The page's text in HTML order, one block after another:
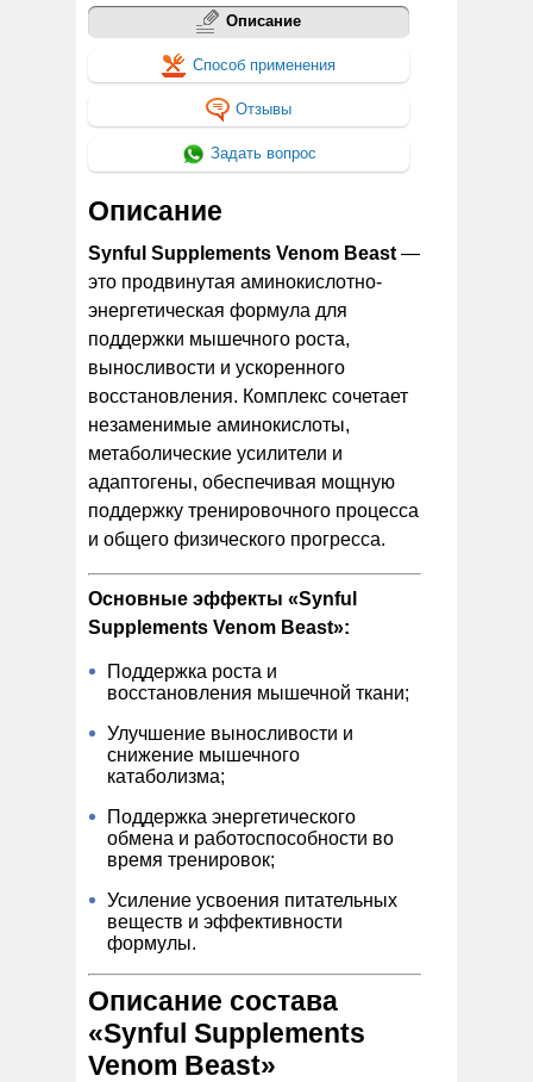
Описание
Способ применения
Отзывы
Задать вопрос
Описание
Synful Supplements Venom Beast —
это продвинутая аминокислотно-
энергетическая формула для
поддержки мышечного роста,
выносливости и ускоренного
восстановления. Комплекс сочетает
незаменимые аминокислоты,
метаболические усилители и
адаптогены, обеспечивая мощную
поддержку тренировочного процесса
и общего физического прогресса.
Основные эффекты «Synful
Supplements Venom Beast»:
Поддержка роста и
восстановления мышечной ткани;
Улучшение выносливости и
снижение мышечного
катаболизма;
Поддержка энергетического
обмена и работоспособности во
время тренировок;
Усиление усвоения питательных
веществ и эффективности
формулы.
Описание состава
«Synful Supplements
Venom Beast»